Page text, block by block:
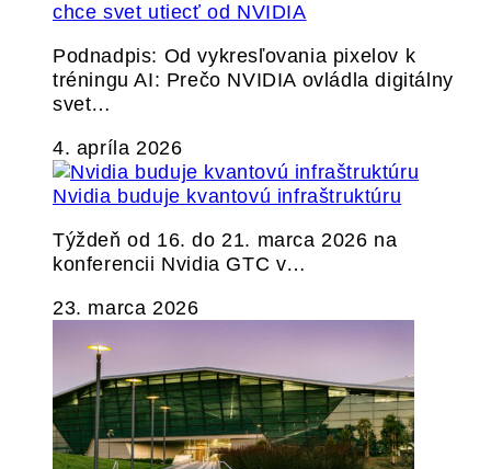
chce svet utiecť od NVIDIA
Podnadpis: Od vykresľovania pixelov k
tréningu AI: Prečo NVIDIA ovládla digitálny
svet…
4. apríla 2026
Nvidia buduje kvantovú infraštruktúru
Týždeň od 16. do 21. marca 2026 na
konferencii Nvidia GTC v…
23. marca 2026